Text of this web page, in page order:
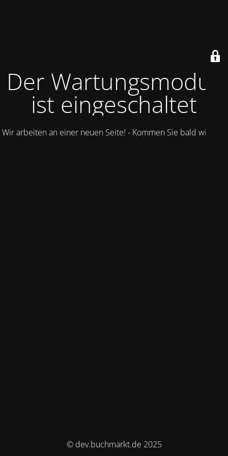
Der Wartungsmodus
ist eingeschaltet
Wir arbeiten an einer neuen Seite! - Kommen Sie bald wieder.
© dev.buchmarkt.de 2025